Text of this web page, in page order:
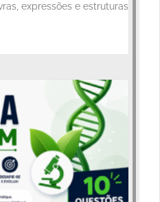
expressões e estruturas